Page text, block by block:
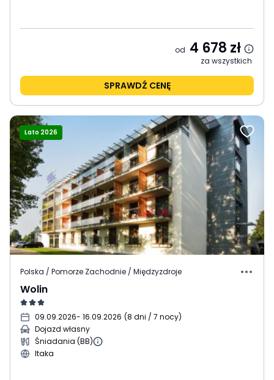
od 4 678 zł
za wszystkich
SPRAWDŹ CENĘ
Lato 2026
Polska / Pomorze Zachodnie / Międzyzdroje
Wolin
09.09.2026- 16.09.2026 (8 dni / 7 nocy)
Dojazd własny
Śniadania (BB)
Itaka